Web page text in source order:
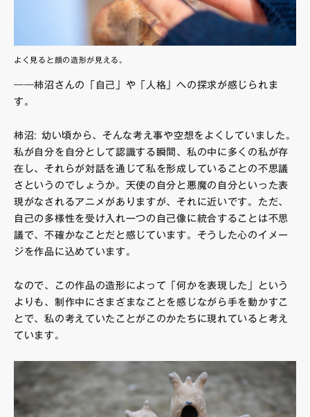
よく見ると顔の造形が見える。
――柿沼さんの「自己」や「人格」への探求が感じられま
す。
柿沼: 幼い頃から、そんな考え事や空想をよくしていました。
私が自分を自分として認識する瞬間、私の中に多くの私が存
在し、それらが対話を通じて私を形成していることの不思議
さというのでしょうか。天使の自分と悪魔の自分といった表
現がなされるアニメがありますが、それに近いです。ただ、
自己の多様性を受け入れ一つの自己像に統合することは不思
議で、不確かなことだと感じています。そうした心のイメー
ジを作品に込めています。
なので、この作品の造形によって「何かを表現した」という
よりも、制作中にさまざまなことを感じながら手を動かすこ
とで、私の考えていたことがこのかたちに現れていると考え
ています。